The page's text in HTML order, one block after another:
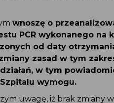
wnoszę o
PCR wykonanego na
od daty
zasad w tym
w tym
wymogu.
uwagę, iż brak zmiany